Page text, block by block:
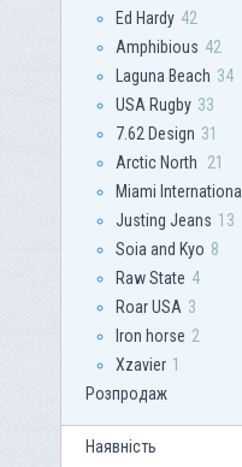
Ed Hardy 42
Amphibious 42
Laguna Beach 34
USA Rugby 33
7.62 Design 31
Arctic North
21
Miami International
Justing Jeans 13
Soia and Kyo 8
Raw State 4
Roar USA 3
Iron horse 2
Xzavier 1
Розпродаж
Наявність